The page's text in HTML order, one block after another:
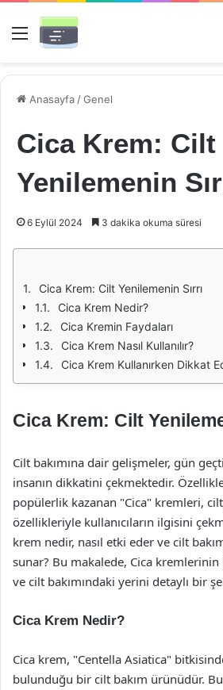
Menü
Anasayfa /Genel
Cica Krem: Cilt
Yenilemenin
6 Eylül 2024 3 dakika okuma süresi
Cica Krem: Cilt Yenilemenin Sırrı
Cica Krem Nedir?
Cica Kremin Faydaları
Cica Krem Nasıl Kullanılır?
Cica Krem Kullanırken Dikkat
Cica Krem: Cilt
Cilt bakımına dair gelişmeler, gün
insanın dikkatini çekmektedir.
popülerlik kazanan "Cica" kremleri, cilt
özellikleriyle kullanıcıların ilgisini
krem nedir, nasıl etki eder ve cilt
sunar? Bu makalede, Cica kremlerinin
ve cilt bakımındaki yerini detaylı bir
Cica Krem Nedir?
Cica krem, "Centella Asiatica"
bulunduğu bir cilt bakım ürünüdür. Bu